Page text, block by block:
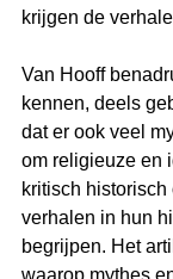
krijgen de
Van Hooff
kennen, deels
dat er ook veel
om religieuze en
kritisch
verhalen in hun
begrijpen. Het
waarop mythes